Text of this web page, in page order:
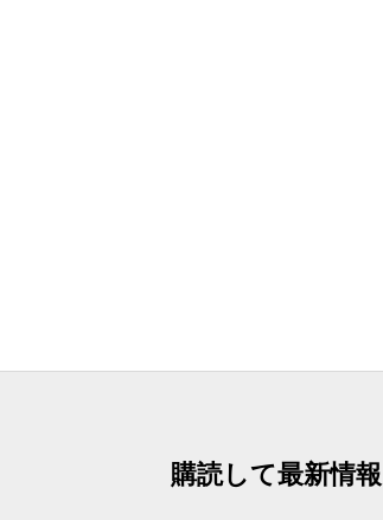
購読して最新情